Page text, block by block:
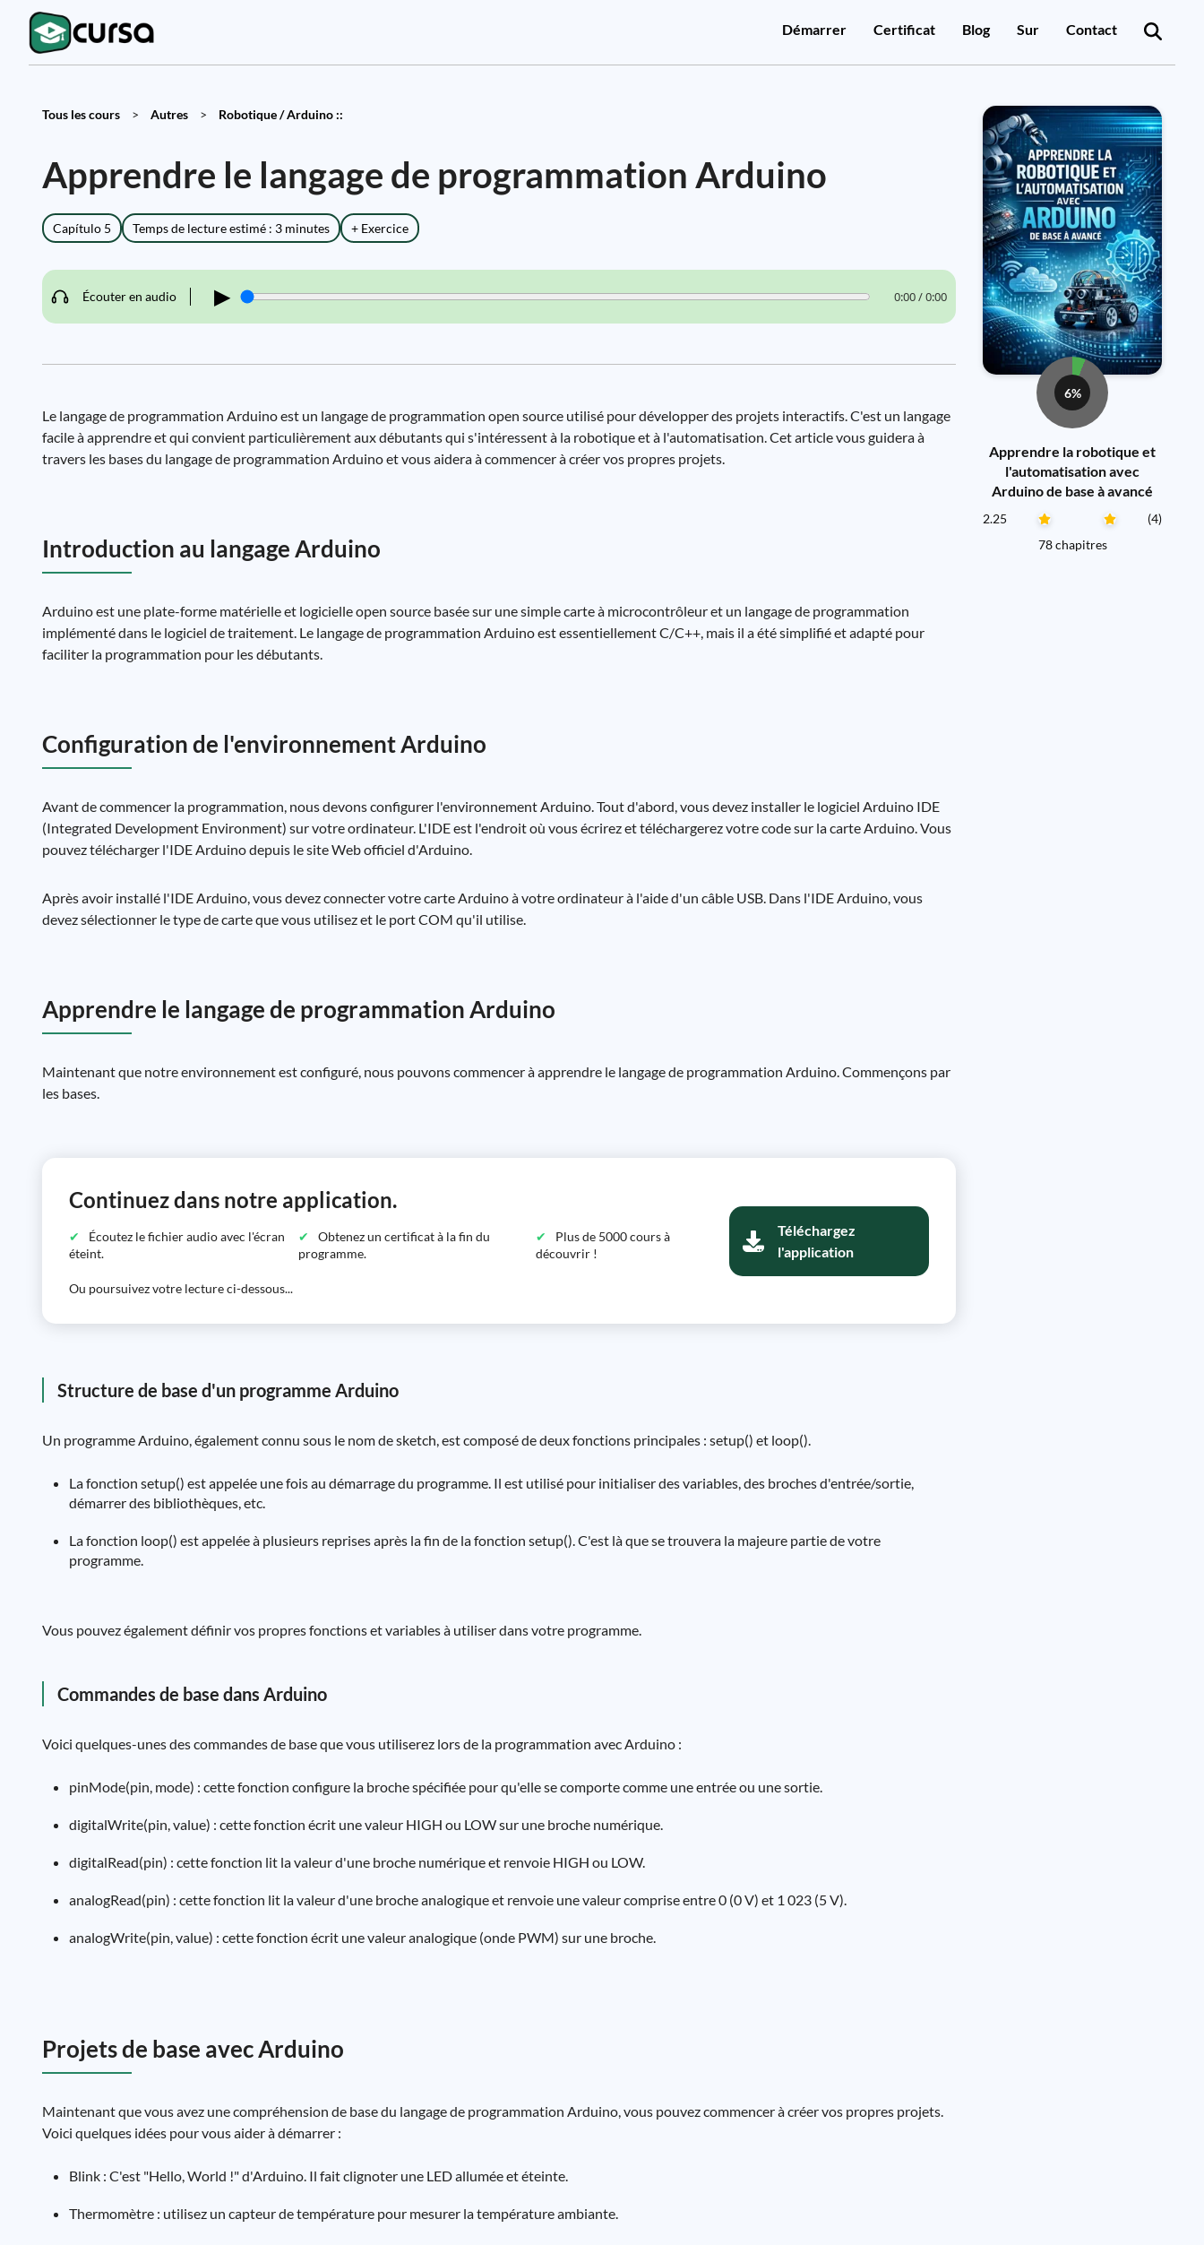
Démarrer Certificat Blog Sur Contact
Tous les cours > Autres > Robotique / Arduino ::
Apprendre le langage de programmation Arduino
Capítulo 5 Temps de lecture estimé : 3 minutes + Exercice
Écouter en audio ▶ 0:00 / 0:00
Le langage de programmation Arduino est un langage de programmation open source utilisé pour développer des projets interactifs. C'est un langage
facile à apprendre et qui convient particulièrement aux débutants qui s'intéressent à la robotique et à l'automatisation. Cet article vous guidera à
travers les bases du langage de programmation Arduino et vous aidera à commencer à créer vos propres projets.
Introduction au langage Arduino
Arduino est une plate-forme matérielle et logicielle open source basée sur une simple carte à microcontrôleur et un langage de programmation
implémenté dans le logiciel de traitement. Le langage de programmation Arduino est essentiellement C/C++, mais il a été simplifié et adapté pour
faciliter la programmation pour les débutants.
Configuration de l'environnement Arduino
Avant de commencer la programmation, nous devons configurer l'environnement Arduino. Tout d'abord, vous devez installer le logiciel Arduino IDE
(Integrated Development Environment) sur votre ordinateur. L'IDE est l'endroit où vous écrirez et téléchargerez votre code sur la carte Arduino. Vous
pouvez télécharger l'IDE Arduino depuis le site Web officiel d'Arduino.
Après avoir installé l'IDE Arduino, vous devez connecter votre carte Arduino à votre ordinateur à l'aide d'un câble USB. Dans l'IDE Arduino, vous
devez sélectionner le type de carte que vous utilisez et le port COM qu'il utilise.
Apprendre le langage de programmation Arduino
Maintenant que notre environnement est configuré, nous pouvons commencer à apprendre le langage de programmation Arduino. Commençons par
les bases.
Continuez dans notre application.
Écoutez le fichier audio avec l'écran
éteint.
Obtenez un certificat à la fin du
programme.
Plus de 5000 cours à
découvrir !
Ou poursuivez votre lecture ci-dessous...
Téléchargez
l'application
Structure de base d'un programme Arduino
Un programme Arduino, également connu sous le nom de sketch, est composé de deux fonctions principales : setup() et loop().
La fonction setup() est appelée une fois au démarrage du programme. Il est utilisé pour initialiser des variables, des broches d'entrée/sortie,
démarrer des bibliothèques, etc.
La fonction loop() est appelée à plusieurs reprises après la fin de la fonction setup(). C'est là que se trouvera la majeure partie de votre
programme.
Vous pouvez également définir vos propres fonctions et variables à utiliser dans votre programme.
Commandes de base dans Arduino
Voici quelques-unes des commandes de base que vous utiliserez lors de la programmation avec Arduino :
pinMode(pin, mode) : cette fonction configure la broche spécifiée pour qu'elle se comporte comme une entrée ou une sortie.
digitalWrite(pin, value) : cette fonction écrit une valeur HIGH ou LOW sur une broche numérique.
digitalRead(pin) : cette fonction lit la valeur d'une broche numérique et renvoie HIGH ou LOW.
analogRead(pin) : cette fonction lit la valeur d'une broche analogique et renvoie une valeur comprise entre 0 (0 V) et 1 023 (5 V).
analogWrite(pin, value) : cette fonction écrit une valeur analogique (onde PWM) sur une broche.
Projets de base avec Arduino
Maintenant que vous avez une compréhension de base du langage de programmation Arduino, vous pouvez commencer à créer vos propres projets.
Voici quelques idées pour vous aider à démarrer :
Blink : C'est "Hello, World !" d'Arduino. Il fait clignoter une LED allumée et éteinte.
Thermomètre : utilisez un capteur de température pour mesurer la température ambiante.
6%
Apprendre la robotique et
l'automatisation avec
Arduino de base à avancé
2.25
(4)
78 chapitres